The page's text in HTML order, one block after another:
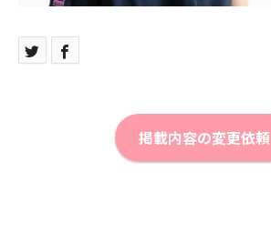
掲載内容の変更依頼